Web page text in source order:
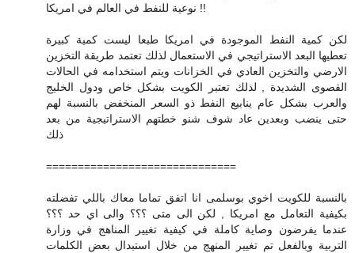
نوعية للنفط في العالم في امريكا !!
لكن كمية النفط الموجودة في امريكا طبعا ليست كمية كبيرة
تعطيها البعد الاستراتيجي في الاستعمال لذلك تعتمد طريقة التخزين
الارضي والتخزين العادي في الخزانات ويتم استخدامه في الحالات
القصوى الشديدة , لذلك تعتبر الكويت بشكل خاص ودول الخليج
والعرب بشكل عام ينابيع النفط ذو السعر المنخفض بالنسبة لهم
حتى ينضب وبعدين عاد شوف شنو خطتهم الاستراتيجية من بعد
ذلك
==============================
بالنسبة للكويت اخوي بوسلمى انا اتفق تماما معاك باللي تفضلته
بكيفية التعامل مع امريكا , لكن الى متى ؟؟؟ والى اي حد ؟؟؟
عندما يفرضون وصاية كاملة في كيفية تغيير المناهج في وزارة
التربية وبالفعل تم تغيير المنهج من خلال استبدال بعض الكلمات